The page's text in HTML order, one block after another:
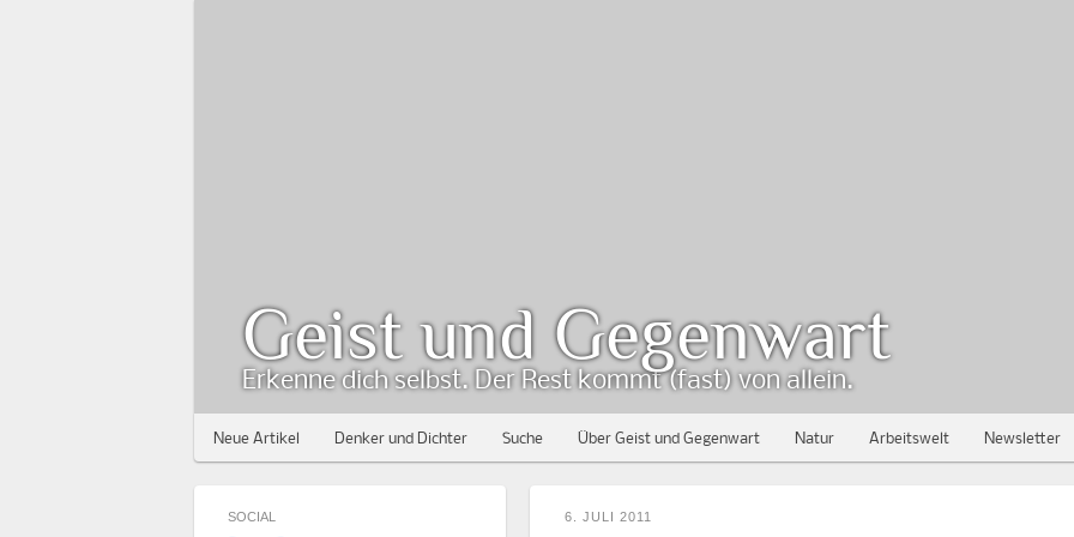
Neue Artikel Denker und Dichter Suche Über Geist und Gegenwart Natur Arbeitswelt Newsletter
Geist und Gegenwart
Erkenne dich selbst. Der Rest kommt (fast) von allein.
6. JULI 2011
SOCIAL